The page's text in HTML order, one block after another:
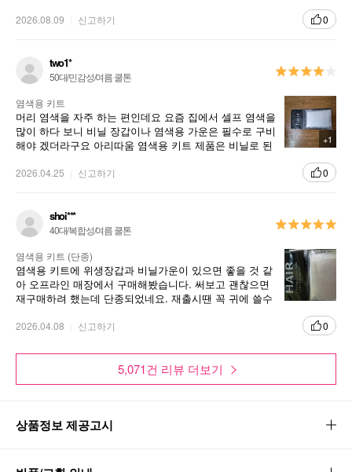
2026.08.09 신고하기 0
two1*
50대/민감성/여름 쿨톤
+1
염색용 키트
머리 염색을 자주 하는 편인데요 요즘 집에서 셀프 염색을
많이 하다 보니 비닐 장갑이나 염색용 가운은 필수로 구비
해야 겠더라구요 아리따움 염색용 키트 제품은 비닐로 된
나 피부에 묻지 않아서 좋은것 같습니다.
2026.04.25 신고하기 0
shoi***
40대/복합성/여름 쿨톤
염색용 키트 (단종)
염색용 키트에 위생장갑과 비닐가운이 있으면 좋을 것 같
아 오프라인 매장에서 구매해봤습니다. 써보고 괜찮으면
재구매하려 했는데 단종되었네요. 재출시땐 꼭 귀에 쓸수
2026.04.08 신고하기 0
5,071건 리뷰 더보기
상품정보 제공고시